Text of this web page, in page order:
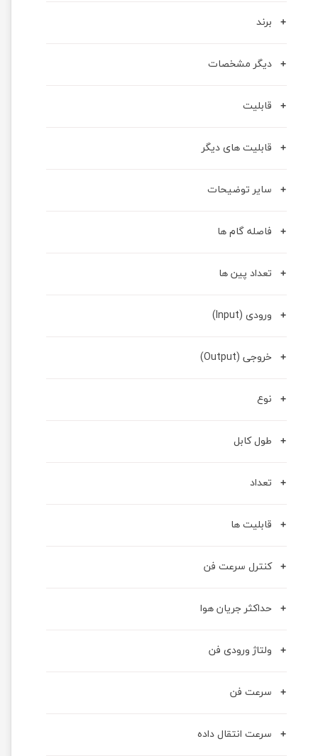
برند
دیگر مشخصات
قابلیت
قابلیت های دیگر
سایر توضیحات
فاصله گام ها
تعداد پین ها
ورودی (Input)
خروجی (Output)
نوع
طول کابل
تعداد
قابلیت ها
کنترل سرعت فن
حداکثر جریان هوا
ولتاژ ورودی فن
سرعت فن
سرعت انتقال داده